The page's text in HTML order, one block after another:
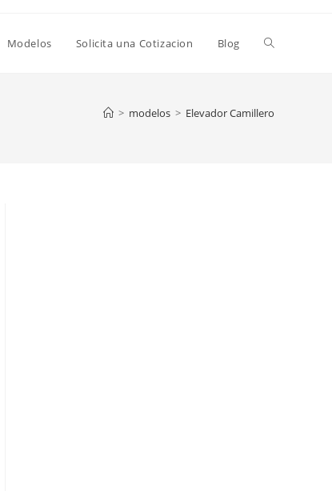
Modelos Solicita una Cotizacion Blog
> modelos > Elevador Camillero